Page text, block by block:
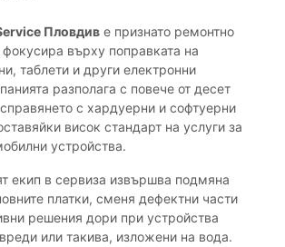
Пловдив е признато ремонтно
фокусира върху поправката на
таблети и други електронни
разполага с повече от десет
с хардуерни и софтуерни
висок стандарт на услуги за
устройства.
екип в сервиза извършва подмяна
платки, сменя дефектни части
решения дори при устройства
или такива, изложени на вода.